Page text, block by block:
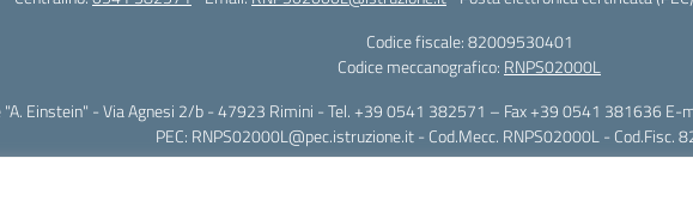
Codice fiscale: 82009530401
Codice meccanografico: RNPS02000L
"A. Einstein" - Via Agnesi 2/b - 47923 Rimini - Tel. +39 0541 382571 – Fax +39 0541 381636
PEC: RNPS02000L@pec.istruzione.it - Cod.Mecc. RNPS02000L - Cod.Fisc.